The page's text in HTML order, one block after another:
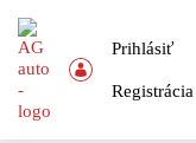
Prihlásiť
Registrácia